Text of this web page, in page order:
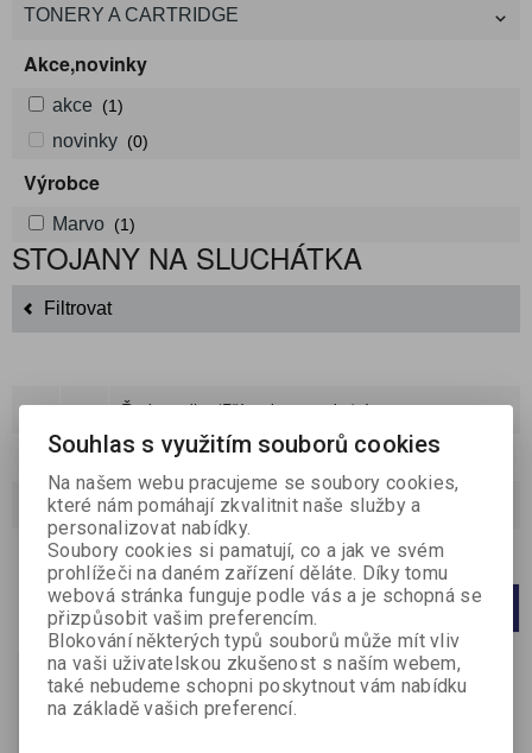
TONERY A CARTRIDGE
Akce,novinky
akce (1)
novinky (0)
Výrobce
Marvo (1)
STOJANY NA SLUCHÁTKA
Filtrovat
Řadit podle:(Příznaku novinka)
Katalog Ceník
Strana1z 1Celkem1záznamů
Počet na stránku 20 40 60
Akce
Souhlas s využitím souborů cookies
Na našem webu pracujeme se soubory cookies,
které nám pomáhají zkvalitnit naše služby a
personalizovat nabídky.
Soubory cookies si pamatují, co a jak ve svém
prohlížeči na daném zařízení děláte. Díky tomu
webová stránka funguje podle vás a je schopná se
přizpůsobit vašim preferencím.
Blokování některých typů souborů může mít vliv
na vaši uživatelskou zkušenost s naším webem,
také nebudeme schopni poskytnout vám nabídku
na základě vašich preferencí.